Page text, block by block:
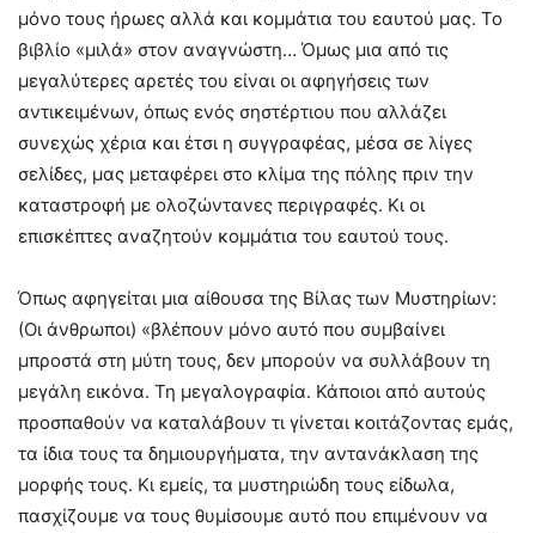
μόνο τους ήρωες αλλά και κομμάτια του εαυτού μας. Το
βιβλίο «μιλά» στον αναγνώστη… Όμως μια από τις
μεγαλύτερες αρετές του είναι οι αφηγήσεις των
αντικειμένων, όπως ενός σηστέρτιου που αλλάζει
συνεχώς χέρια και έτσι η συγγραφέας, μέσα σε λίγες
σελίδες, μας μεταφέρει στο κλίμα της πόλης πριν την
καταστροφή με ολοζώντανες περιγραφές. Κι οι
επισκέπτες αναζητούν κομμάτια του εαυτού τους.
Όπως αφηγείται μια αίθουσα της Βίλας των Μυστηρίων:
(Οι άνθρωποι) «βλέπουν μόνο αυτό που συμβαίνει
μπροστά στη μύτη τους, δεν μπορούν να συλλάβουν τη
μεγάλη εικόνα. Τη μεγαλογραφία. Κάποιοι από αυτούς
προσπαθούν να καταλάβουν τι γίνεται κοιτάζοντας εμάς,
τα ίδια τους τα δημιουργήματα, την αντανάκλαση της
μορφής τους. Κι εμείς, τα μυστηριώδη τους είδωλα,
πασχίζουμε να τους θυμίσουμε αυτό που επιμένουν να